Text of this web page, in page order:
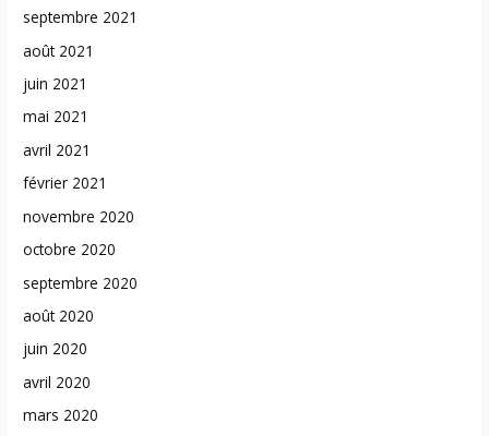
septembre 2021
août 2021
juin 2021
mai 2021
avril 2021
février 2021
novembre 2020
octobre 2020
septembre 2020
août 2020
juin 2020
avril 2020
mars 2020